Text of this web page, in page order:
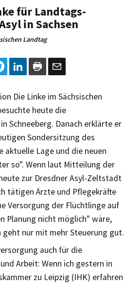
für Landtags-
in Sachsen
Landtag
Die Linke im Sächsischen
heute die
Schneeberg. Danach erklärte er
Sondersitzung des
aktuelle Lage und die neuen
so". Wenn laut Mitteilung der
zur Dresdner Asyl-Zeltstadt
tätigen Ärzte und Pflegekräfte
Versorgung der Flüchtlinge auf
Planung nicht möglich" wäre,
geht nur mit mehr Steuerung gut.
auch für die
Arbeit: Wenn ich gestern in
zu Leipzig (IHK) erfahren